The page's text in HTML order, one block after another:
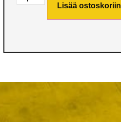
Lisää ostoskoriin